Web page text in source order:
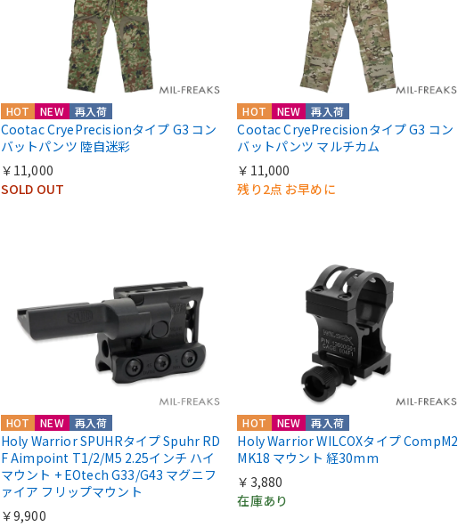
HOT NEW 再入荷
Cootac CryePrecisionタイプ G3 コン
バットパンツ 陸自迷彩
￥11,000
SOLD OUT
HOT NEW 再入荷
Cootac CryePrecisionタイプ G3 コン
バットパンツ マルチカム
￥11,000
残り2点 お早めに
HOT NEW 再入荷
Holy Warrior SPUHRタイプ Spuhr RD
F Aimpoint T1/2/M5 2.25インチ ハイ
マウント + EOtech G33/G43 マグニフ
ァイア フリップマウント
￥9,900
HOT NEW 再入荷
Holy Warrior WILCOXタイプ CompM2
MK18 マウント 経30mm
￥3,880
在庫あり